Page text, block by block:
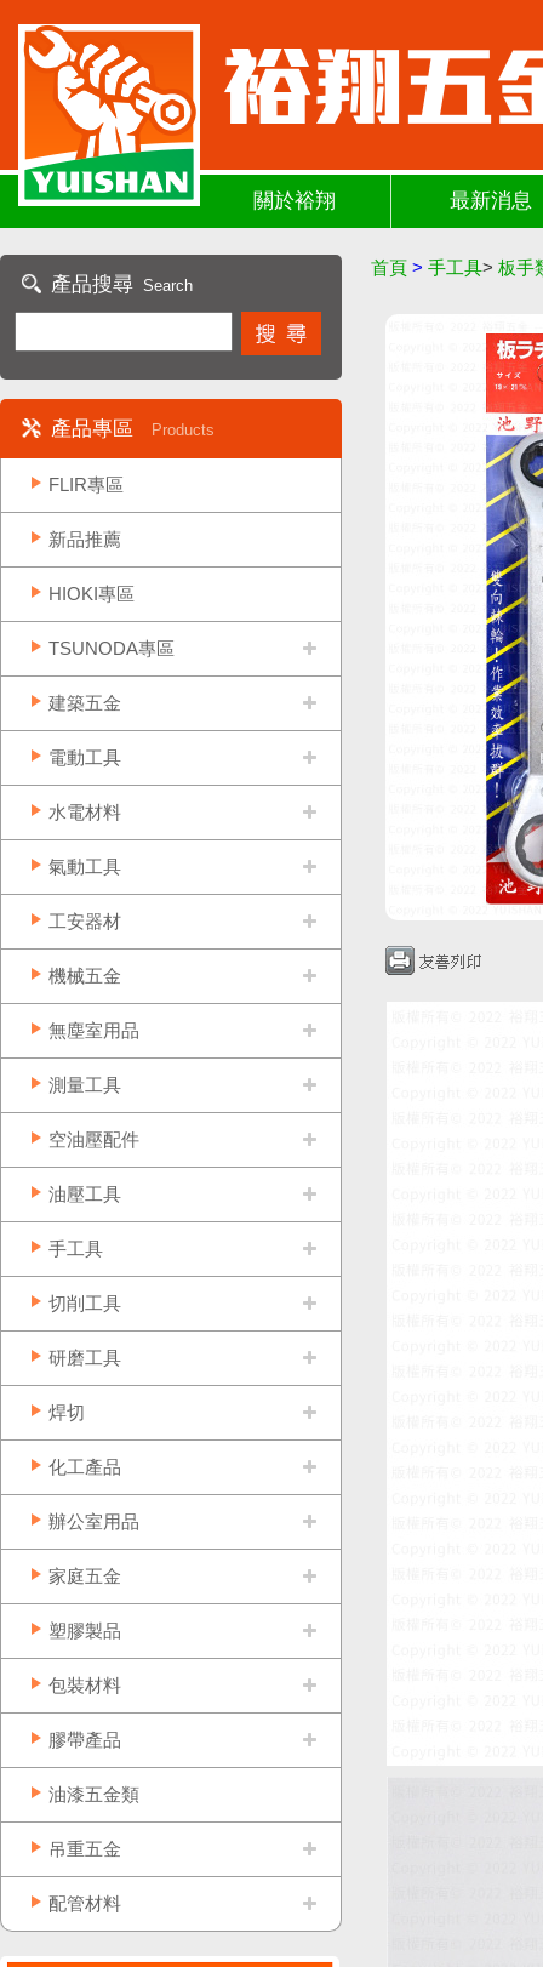
關於裕翔 最新消息
產品搜尋 Search
產品專區 Products
FLIR專區
新品推薦
HIOKI專區
TSUNODA專區
建築五金
電動工具
水電材料
氣動工具
工安器材
機械五金
無塵室用品
測量工具
空油壓配件
油壓工具
手工具
切削工具
研磨工具
焊切
化工產品
辦公室用品
家庭五金
塑膠製品
包裝材料
膠帶產品
油漆五金類
吊重五金
配管材料
首頁 > 手工具> 板手